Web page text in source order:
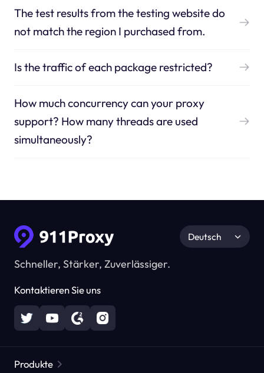
The test results from the testing website do
not match the region I purchased from.
Is the traffic of each package restricted?
How much concurrency can your proxy
support? How many threads are used
simultaneously?
Schneller, Stärker, Zuverlässiger.
Kontaktieren Sie uns
Deutsch
Produkte